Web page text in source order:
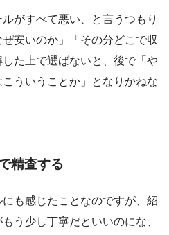
がすべて悪い、と言うつもり
安いのか」「その分どこで収
た上で選ばないと、後で「や
ういうことか」となりかねな
精査する
も感じたことなのですが、紹
う少し丁寧だといいのにな、